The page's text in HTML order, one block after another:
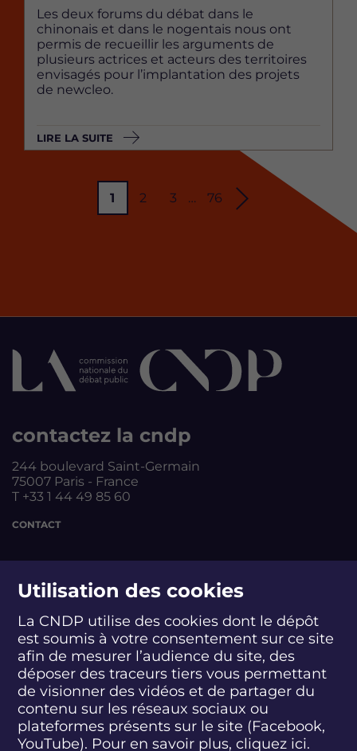
Utilisation des cookies
La CNDP utilise des cookies dont le dépôt
est soumis à votre consentement sur ce site
afin de mesurer l’audience du site, des
déposer des traceurs tiers vous permettant
de visionner des vidéos et de partager du
contenu sur les réseaux sociaux ou
plateformes présents sur le site (Facebook,
YouTube). Pour en savoir plus, cliquez ici.
Les deux forums du débat dans le
chinonais et dans le nogentais nous ont
permis de recueillir les arguments de
plusieurs actrices et acteurs des territoires
envisagés pour l’implantation des projets
de newcleo.
LIRE LA SUITE
Pagination
P
a
1
P
2
P
3 …
P
76
i
a
contactez la cndp
244 boulevard Saint-Germain
75007 Paris - France
T +33 1 44 49 85 60
CONTACT
S
u
e
z
n
S
u
i
v
e
z
-
n
S
u
i
v
e
z
-
n
S
u
i
v
e
z
-
n
S
u
i
v
e
z
-
n
S
u
i
v
e
z
-
n
S
u
i
v
e
-
n
abonnez-vous
S'INSCRIRE À LA NEWSLETTER